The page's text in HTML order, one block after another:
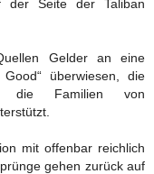
Seite der Taliban
Gelder an eine
überwiesen, die
die Familien von
mit offenbar reichlich
gehen zurück auf